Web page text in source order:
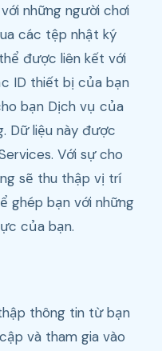
những người chơi
các tệp nhật ký
được liên kết với
ID thiết bị của bạn
bạn Dịch vụ của
Dữ liệu này được
Với sự cho
sẽ thu thập vị trí
ghép bạn với những
của bạn.
thông tin từ bạn
và tham gia vào